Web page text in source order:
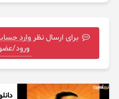
برای ارسال نظر وارد
ورود/